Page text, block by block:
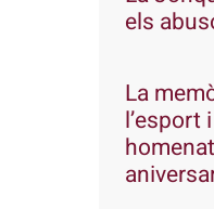
els
La
l’esport